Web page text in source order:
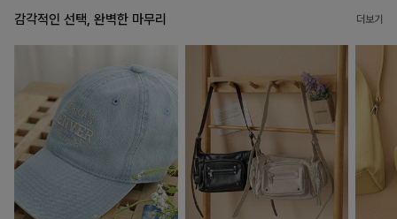
감각적인 선택, 완벽한 마무리 더보기